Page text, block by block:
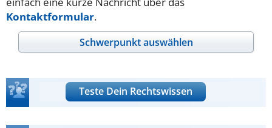
Kontaktformular.
Schwerpunkt auswählen
Teste Dein Rechtswissen